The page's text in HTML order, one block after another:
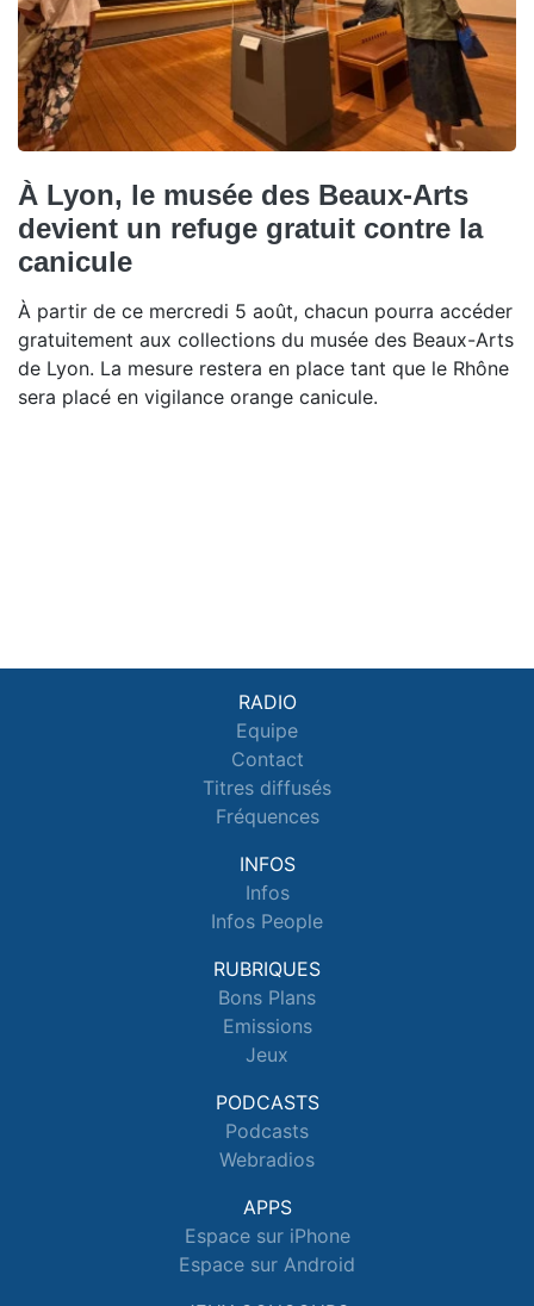
À Lyon, le musée des Beaux-Arts
devient un refuge gratuit contre la
canicule
À partir de ce mercredi 5 août, chacun pourra accéder
gratuitement aux collections du musée des Beaux-Arts
de Lyon. La mesure restera en place tant que le Rhône
sera placé en vigilance orange canicule.
RADIO
Equipe
Contact
Titres diffusés
Fréquences
INFOS
Infos
Infos People
RUBRIQUES
Bons Plans
Emissions
Jeux
PODCASTS
Podcasts
Webradios
APPS
Espace sur iPhone
Espace sur Android